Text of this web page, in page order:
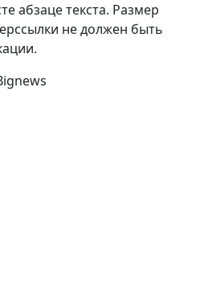
абзаце текста. Размер
не должен быть